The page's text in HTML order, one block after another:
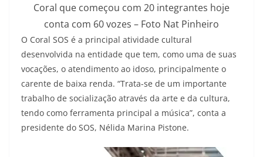
Coral que começou com 20 integrantes hoje
conta com 60 vozes – Foto Nat Pinheiro
O Coral SOS é a principal atividade cultural
desenvolvida na entidade que tem, como uma de suas
vocações, o atendimento ao idoso, principalmente o
carente de baixa renda. “Trata-se de um importante
trabalho de socialização através da arte e da cultura,
tendo como ferramenta principal a música”, conta a
presidente do SOS, Nélida Marina Pistone.